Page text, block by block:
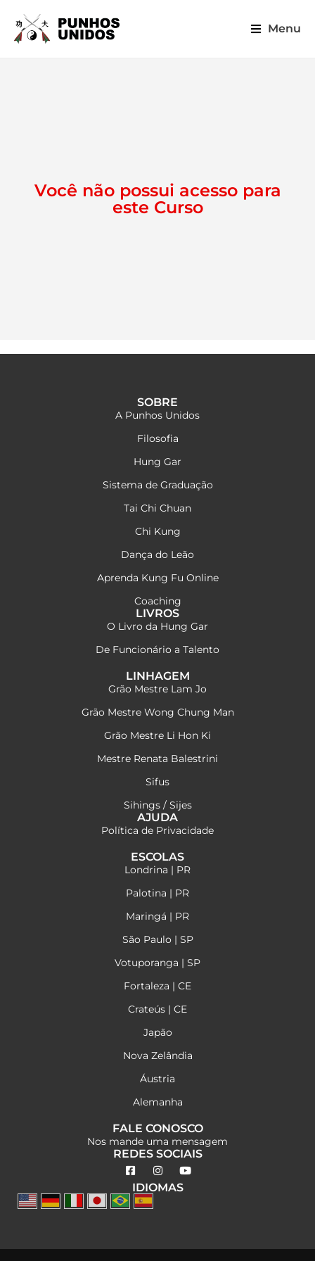
Menu
Você não possui acesso para
este Curso
SOBRE
A Punhos Unidos
Filosofia
Hung Gar
Sistema de Graduação
Tai Chi Chuan
Chi Kung
Dança do Leão
Aprenda Kung Fu Online
Coaching
LIVROS
O Livro da Hung Gar
De Funcionário a Talento
LINHAGEM
Grão Mestre Lam Jo
Grão Mestre Wong Chung Man
Grão Mestre Li Hon Ki
Mestre Renata Balestrini
Sifus
Sihings / Sijes
AJUDA
Política de Privacidade
ESCOLAS
Londrina | PR
Palotina | PR
Maringá | PR
São Paulo | SP
Votuporanga | SP
Fortaleza | CE
Crateús | CE
Japão
Nova Zelândia
Áustria
Alemanha
FALE CONOSCO
Nos mande uma mensagem
REDES SOCIAIS
IDIOMAS